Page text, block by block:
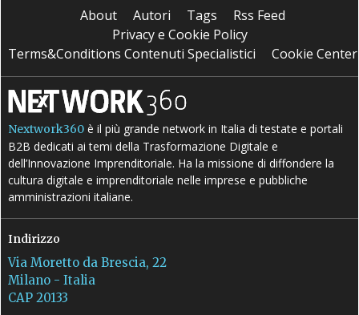
About Autori Tags
Rss Feed
Privacy e Cookie Policy
Terms&Conditions Contenuti Specialistici
Cookie Center
Nextwork360 è il più grande network in Italia di testate e portali
B2B dedicati ai temi della Trasformazione Digitale e
dell’Innovazione Imprenditoriale. Ha la missione di diffondere la
cultura digitale e imprenditoriale nelle imprese e pubbliche
amministrazioni italiane.
Indirizzo
Via Moretto da Brescia, 22
Milano - Italia
CAP 20133